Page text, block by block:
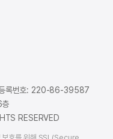
록번호: 220-86-39587
층
RESERVED